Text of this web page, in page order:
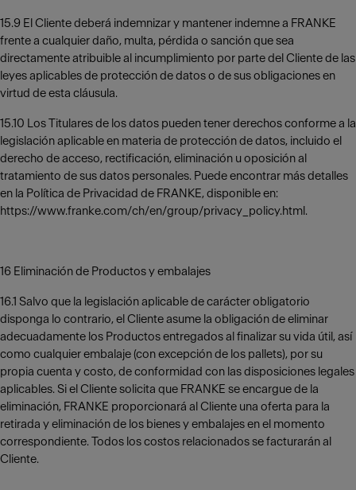
15.9 El Cliente deberá indemnizar y mantener indemne a FRANKE
frente a cualquier daño, multa, pérdida o sanción que sea
directamente atribuible al incumplimiento por parte del Cliente de las
leyes aplicables de protección de datos o de sus obligaciones en
virtud de esta cláusula.
15.10 Los Titulares de los datos pueden tener derechos conforme a la
legislación aplicable en materia de protección de datos, incluido el
derecho de acceso, rectificación, eliminación u oposición al
tratamiento de sus datos personales. Puede encontrar más detalles
en la Política de Privacidad de FRANKE, disponible en:
https://www.franke.com/ch/en/group/privacy_policy.html.
16 Eliminación de Productos y embalajes
16.1 Salvo que la legislación aplicable de carácter obligatorio
disponga lo contrario, el Cliente asume la obligación de eliminar
adecuadamente los Productos entregados al finalizar su vida útil, así
como cualquier embalaje (con excepción de los pallets), por su
propia cuenta y costo, de conformidad con las disposiciones legales
aplicables. Si el Cliente solicita que FRANKE se encargue de la
eliminación, FRANKE proporcionará al Cliente una oferta para la
retirada y eliminación de los bienes y embalajes en el momento
correspondiente. Todos los costos relacionados se facturarán al
Cliente.